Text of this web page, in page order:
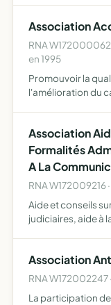
Association
RNA
en 1995
Promouvoir la
l'amélioration du
Association
Formalités
A La
RNA W172009216
Aide et conseils
judiciaires, aide à
Association
RNA W172002247
La participation